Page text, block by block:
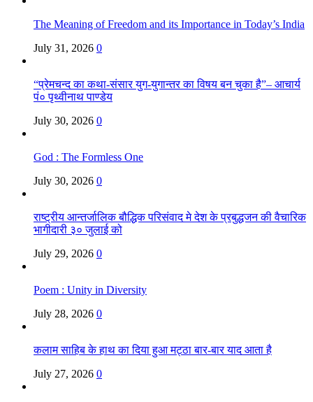
The Meaning of Freedom and its Importance in Today’s India
July 31, 2026 0
“प्रेमचन्द का कथा-संसार युग-युगान्तर का विषय बन चुका है”– आचार्य
पं० पृथ्वीनाथ पाण्डेय
July 30, 2026 0
God : The Formless One
July 30, 2026 0
राष्ट्रीय आन्तर्जालिक बौद्धिक परिसंवाद मे देश के प्रबुद्धजन की वैचारिक
भागीदारी ३० जुलाई को
July 29, 2026 0
Poem : Unity in Diversity
July 28, 2026 0
कलाम साहिब के हाथ का दिया हुआ मट्ठा बार-बार याद आता है
July 27, 2026 0